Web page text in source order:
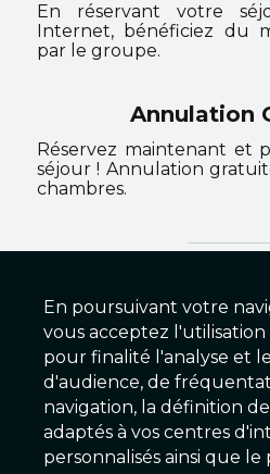
Hôtel La
En réservant votre
Internet, bénéficiez du
par le groupe.
Annulation
Réservez maintenant et
séjour ! Annulation
chambres.
En poursuivant votre
vous acceptez l'utilisation
pour finalité l'analyse et
d'audience, de
navigation, la définition
adaptés à vos centres
personnalisés ainsi que le